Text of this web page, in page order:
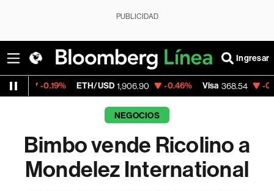
PUBLICIDAD
Ingresar
ETH/USD 1,906.90 -0.46% Visa 368.54 -0.28%
NEGOCIOS
Bimbo vende Ricolino a
Mondelez International